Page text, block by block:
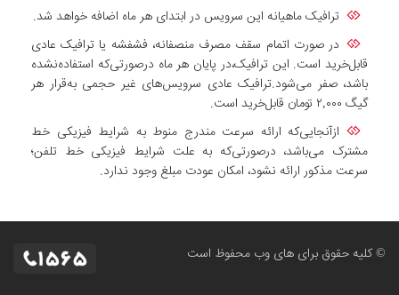
ترافیک ماهیانه این سرویس در ابتدای هر ماه اضافه خواهد شد.
در صورت اتمام سقف مصرف منصفانه، فشفشه یا ترافیک عادی
قابل‌خرید است. این ترافیک،در پایان هر ماه درصورتی‌که استفاده‌نشده
باشد، صفر می‌شود.ترافیک عادی سرویس‌های غیر حجمی به‌قرار هر
گیگ ۲,۰۰۰ تومان قابل‌خرید است.
ازآنجایی‌که ارائه سرعت مندرج منوط به شرایط فیزیکی خط
مشترک می‌باشد، درصورتی‌که به علت شرایط فیزیکی خط تلفن؛
سرعت مذکور ارائه نشود، امکان عودت مبلغ وجود ندارد.
© کلیه حقوق برای های وب محفوظ است